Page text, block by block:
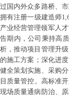
过国内外众多路桥、
拥有注册一级建造师
产业经营管理领军人
告期内，公司秉持高
析，推动项目管理升
的施工方案；深化进
健全策划实施、采购
目质量管控。高标准
现场质量通病防治、